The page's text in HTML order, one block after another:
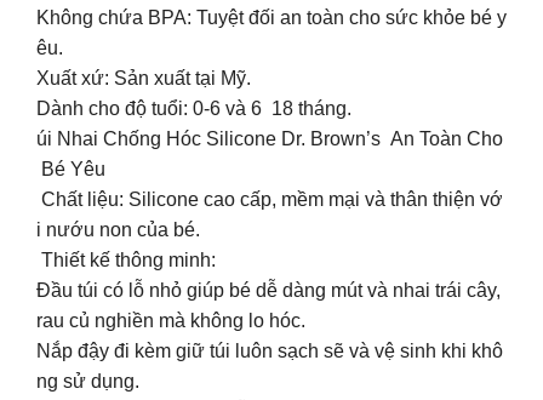
Không chứa BPA: Tuyệt đối an toàn cho sức khỏe bé y
êu.
Xuất xứ: Sản xuất tại Mỹ.
Dành cho độ tuổi: 0-6 và 6 18 tháng.
úi Nhai Chống Hóc Silicone Dr. Brown’s An Toàn Cho
Bé Yêu
Chất liệu: Silicone cao cấp, mềm mại và thân thiện vớ
i nướu non của bé.
Thiết kế thông minh:
Đầu túi có lỗ nhỏ giúp bé dễ dàng mút và nhai trái cây,
rau củ nghiền mà không lo hóc.
Nắp đậy đi kèm giữ túi luôn sạch sẽ và vệ sinh khi khô
ng sử dụng.